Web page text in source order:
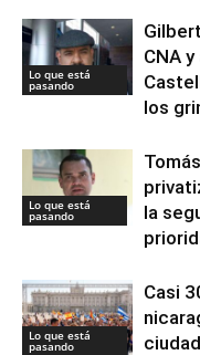
Lo que está
pasando
CNA
los
Lo que está
pasando
la
Lo que está
pasando
Casi